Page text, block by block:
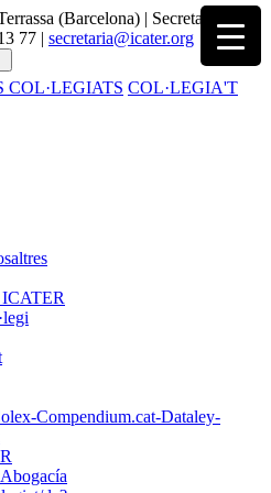
(Barcelona) | Secretaria 93
77 | secretaria@icater.org
COL·LEGIATS COL·LEGIA'T
ICATER
Compendium.cat-Dataley-